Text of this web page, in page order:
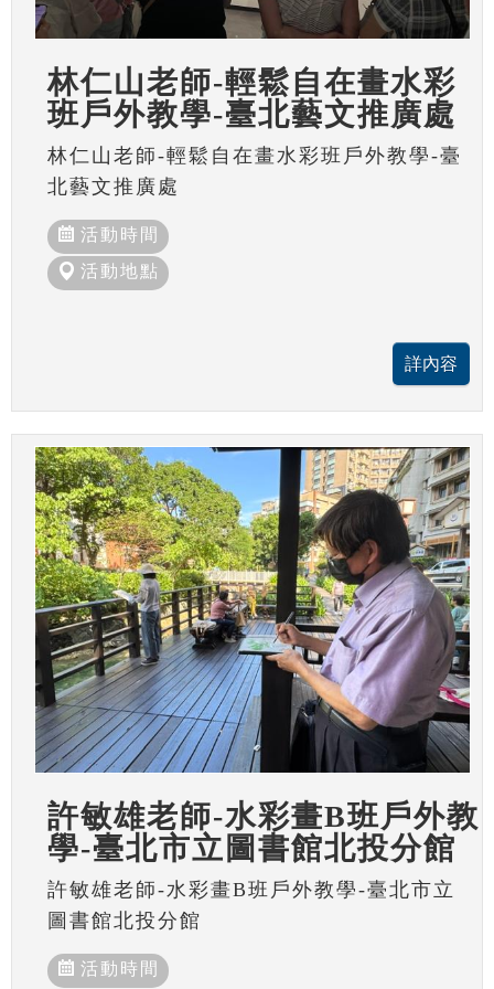
林仁山老師-輕鬆自在畫水彩
班戶外教學-臺北藝文推廣處
林仁山老師-輕鬆自在畫水彩班戶外教學-臺
北藝文推廣處
活動時間
活動地點
許敏雄老師-水彩畫B班戶外教
學-臺北市立圖書館北投分館
許敏雄老師-水彩畫B班戶外教學-臺北市立
圖書館北投分館
活動時間